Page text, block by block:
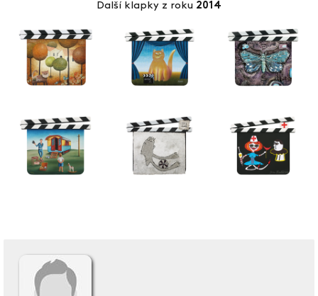
Další klapky z roku 2014